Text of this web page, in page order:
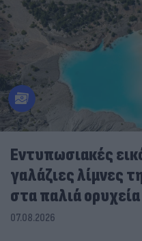
Εντυπωσιακές
γαλάζιες λίμνες
στα παλιά ορυχεία
07.08.2026